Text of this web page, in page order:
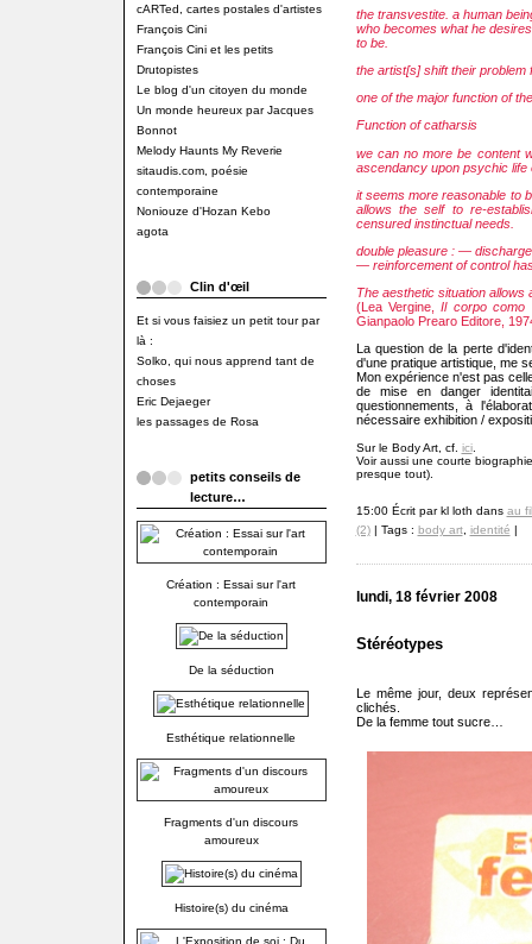
cARTed, cartes postales d'artistes
François Cini
François Cini et les petits
Drutopistes
Le blog d'un citoyen du monde
Un monde heureux par Jacques
Bonnot
Melody Haunts My Reverie
sitaudis.com, poésie
contemporaine
Noniouze d'Hozan Kebo
agota
Clin d'œil
Et si vous faisiez un petit tour par
là :
Solko, qui nous apprend tant de
choses
Eric Dejaeger
les passages de Rosa
petits conseils de
lecture…
Création : Essai sur l'art
contemporain
De la séduction
Esthétique relationnelle
Fragments d'un discours
amoureux
Histoire(s) du cinéma
the transvestite. a human
who becomes what he
to be.
the artist[s] shift their problem
one of the major function of
Function of catharsis
we can no more be content
ascendancy upon psychic life
it seems more reasonable to
allows the self to re-
censured instinctual needs.
double pleasure : —
— reinforcement of control
The aesthetic situation allows
(Lea Vergine,Il corpo como
Gianpaolo Prearo Editore,
La question de la perte
d'une pratique artistique, me
Mon expérience n'est pas
de mise en danger
questionnements, à
nécessaire exhibition /
Sur le Body Art, cf. ici.
Voir aussi une courte
presque tout).
15:00 Écrit par kl loth dans au
(2)| Tags : body art, identité |
lundi, 18 février 2008
Stéréotypes
Le même jour, deux
clichés.
De la femme tout sucre…